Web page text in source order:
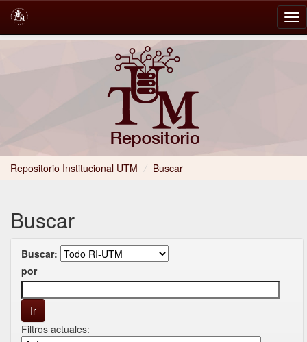
Repositorio Institucional UTM / Buscar
Buscar
Buscar:
por
Filtros actuales: